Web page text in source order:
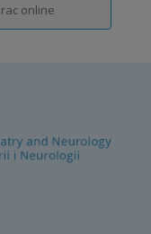
online